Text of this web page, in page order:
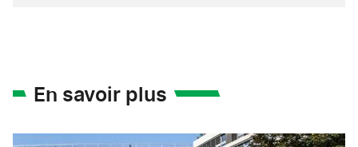
En savoir plus